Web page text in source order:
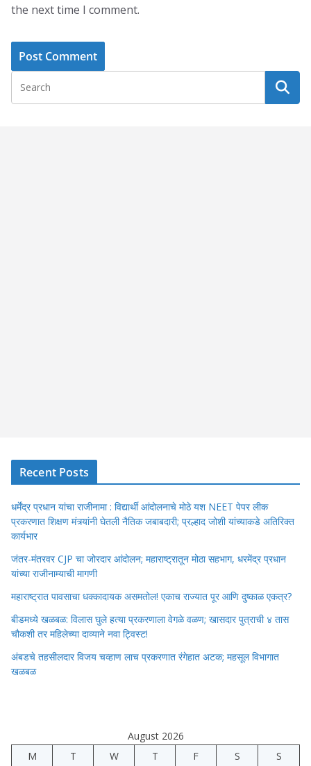
the next time I comment.
Recent Posts
धर्मेंद्र प्रधान यांचा राजीनामा : विद्यार्थी आंदोलनाचे मोठे यश NEET पेपर लीक
प्रकरणात शिक्षण मंत्र्यांनी घेतली नैतिक जबाबदारी; प्रल्हाद जोशी यांच्याकडे अतिरिक्त
कार्यभार
जंतर-मंतरवर CJP चा जोरदार आंदोलन; महाराष्ट्रातून मोठा सहभाग, धरमेंद्र प्रधान
यांच्या राजीनाम्याची मागणी
महाराष्ट्रात पावसाचा धक्कादायक असमतोल! एकाच राज्यात पूर आणि दुष्काळ एकत्र?
बीडमध्ये खळबळ: विलास घुले हत्या प्रकरणाला वेगळे वळण; खासदार पुत्राची ४ तास
चौकशी तर महिलेच्या दाव्याने नवा ट्विस्ट!
अंबडचे तहसीलदार विजय चव्हाण लाच प्रकरणात रंगेहात अटक; महसूल विभागात
खळबळ
August 2026
M
T W T F S
S